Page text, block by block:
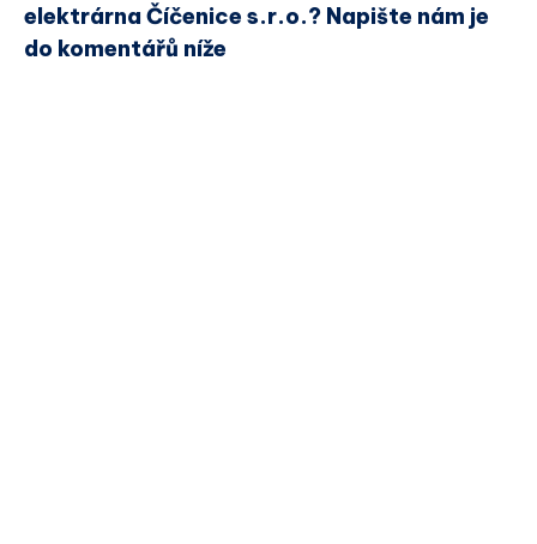
elektrárna Číčenice s.r.o.? Napište nám je
do komentářů níže